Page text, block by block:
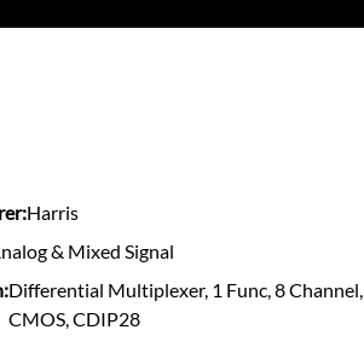
Harris
& Mixed Signal
Differential Multiplexer, 1 Func, 8 Channel,
CMOS, CDIP28